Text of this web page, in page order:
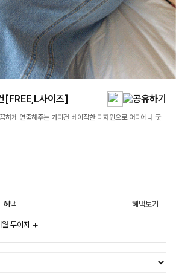
[FREE,L사이즈]
하게 연출해주는 가디건 베이직한 디자인으로 어디에나 굿
혜택 혜택보기
무이자